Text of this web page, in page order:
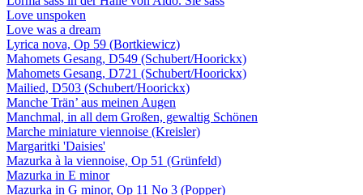
Love unspoken
Love was a dream
Lyrica nova, Op 59 (Bortkiewicz)
Mahomets Gesang, D549 (Schubert/Hoorickx)
Mahomets Gesang, D721 (Schubert/Hoorickx)
Mailied, D503 (Schubert/Hoorickx)
Manche Trän’ aus meinen Augen
Manchmal, in all dem Großen, gewaltig Schönen
Marche miniature viennoise (Kreisler)
Margaritki 'Daisies'
Mazurka à la viennoise, Op 51 (Grünfeld)
Mazurka in E minor
Mazurka in G minor, Op 11 No 3 (Popper)